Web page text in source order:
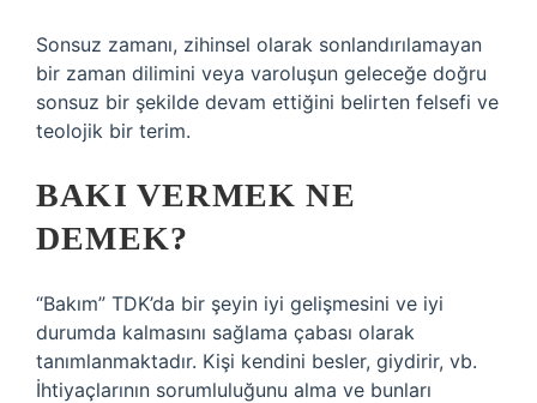
Sonsuz zamanı, zihinsel olarak sonlandırılamayan
bir zaman dilimini veya varoluşun geleceğe doğru
sonsuz bir şekilde devam ettiğini belirten felsefi ve
teolojik bir terim.
BAKI VERMEK NE
DEMEK?
“Bakım” TDK’da bir şeyin iyi gelişmesini ve iyi
durumda kalmasını sağlama çabası olarak
tanımlanmaktadır. Kişi kendini besler, giydirir, vb.
İhtiyaçlarının sorumluluğunu alma ve bunları